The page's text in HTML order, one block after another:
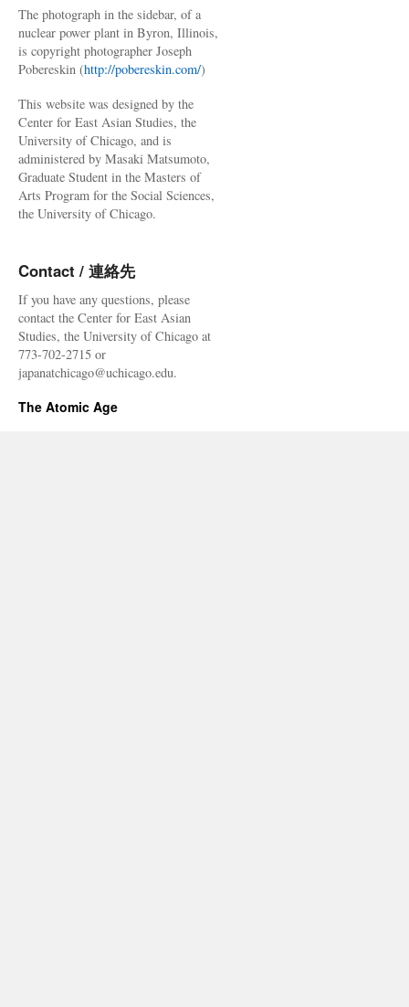
The photograph in the sidebar, of a
nuclear power plant in Byron, Illinois,
is copyright photographer Joseph
Pobereskin (http://pobereskin.com/)
This website was designed by the
Center for East Asian Studies, the
University of Chicago, and is
administered by Masaki Matsumoto,
Graduate Student in the Masters of
Arts Program for the Social Sciences,
the University of Chicago.
Contact / 連絡先
If you have any questions, please
contact the Center for East Asian
Studies, the University of Chicago at
773-702-2715 or
japanatchicago@uchicago.edu.
The Atomic Age